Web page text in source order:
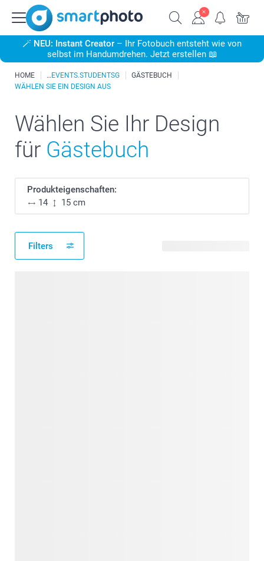
🪄 NEU: Instant Creator – Ihr Fotobuch entsteht wie von
selbst im Handumdrehen. Jetzt erstellen 📖
HOME EVENTS.STUDENTSG
GÄSTEBUCH
WÄHLEN SIE EIN DESIGN AUS
Wählen Sie Ihr Design
für Gästebuch
Produkteigenschaften:
14
15 cm
Filters